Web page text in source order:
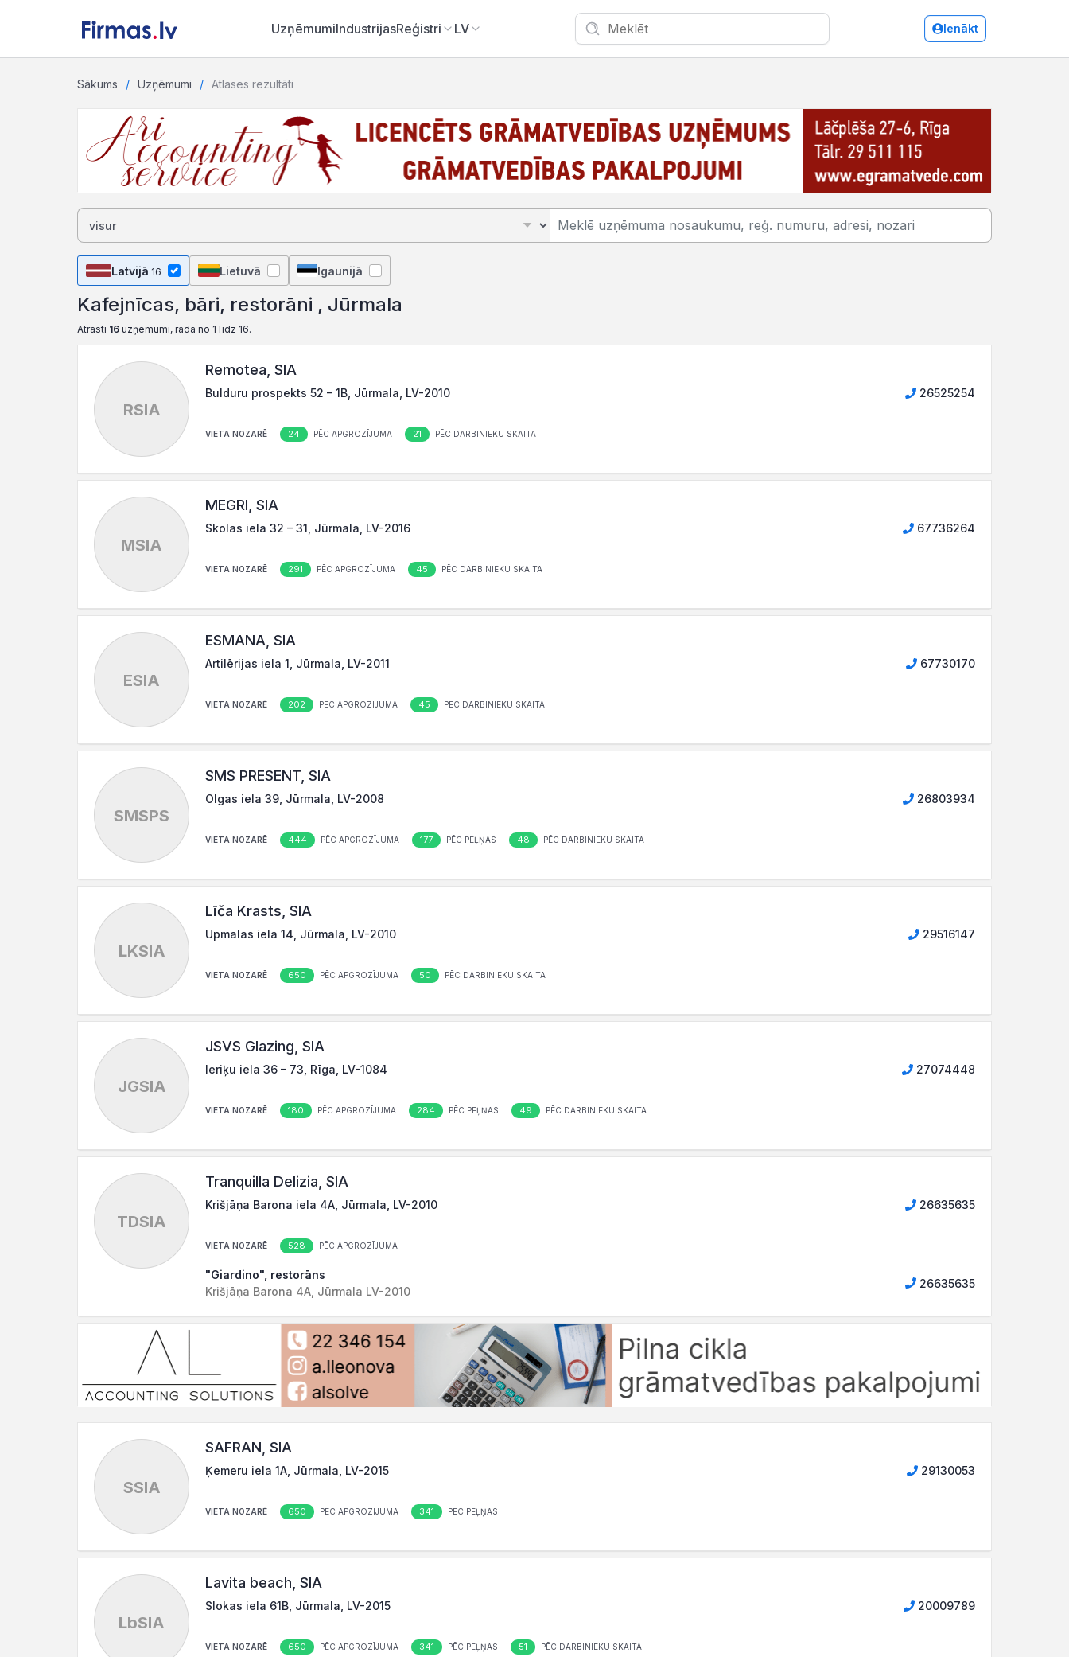
UzņēmumiIndustrijasReģistri LV Ienākt
Sākums Uzņēmumi Atlases rezultāti
Jūrmala/Kafejnīcas, bāri, restorāni
Latvijā 16 Lietuvā Igaunijā
Kafejnīcas, bāri, restorāni , Jūrmala
Atrasti 16 uzņēmumi, rāda no 1 līdz 16.
RSIA
Remotea, SIA
Bulduru prospekts 52 – 1B, Jūrmala, LV-2010 26525254
VIETA NOZARĒ 24 PĒC APGROZĪJUMA 21 PĒC DARBINIEKU SKAITA
MSIA
MEGRI, SIA
Skolas iela 32 – 31, Jūrmala, LV-2016 67736264
VIETA NOZARĒ 291 PĒC APGROZĪJUMA 45 PĒC DARBINIEKU SKAITA
ESIA
ESMANA, SIA
Artilērijas iela 1, Jūrmala, LV-2011 67730170
VIETA NOZARĒ 202 PĒC APGROZĪJUMA 45 PĒC DARBINIEKU SKAITA
SMSPS
SMS PRESENT, SIA
Olgas iela 39, Jūrmala, LV-2008 26803934
VIETA NOZARĒ 444 PĒC APGROZĪJUMA 177 PĒC PEĻŅAS 48 PĒC DARBINIEKU SKAITA
LKSIA
Līča Krasts, SIA
Upmalas iela 14, Jūrmala, LV-2010 29516147
VIETA NOZARĒ 650 PĒC APGROZĪJUMA 50 PĒC DARBINIEKU SKAITA
JGSIA
JSVS Glazing, SIA
Ieriķu iela 36 – 73, Rīga, LV-1084 27074448
VIETA NOZARĒ 180 PĒC APGROZĪJUMA 284 PĒC PEĻŅAS 49 PĒC DARBINIEKU SKAITA
TDSIA
Tranquilla Delizia, SIA
Krišjāņa Barona iela 4A, Jūrmala, LV-2010 26635635
VIETA NOZARĒ 528 PĒC APGROZĪJUMA
"Giardino", restorāns
Krišjāņa Barona 4A, Jūrmala LV-2010
26635635
SSIA
SAFRAN, SIA
Ķemeru iela 1A, Jūrmala, LV-2015 29130053
VIETA NOZARĒ 650 PĒC APGROZĪJUMA 341 PĒC PEĻŅAS
LbSIA
Lavita beach, SIA
Slokas iela 61B, Jūrmala, LV-2015 20009789
VIETA NOZARĒ 650 PĒC APGROZĪJUMA 341 PĒC PEĻŅAS 51 PĒC DARBINIEKU SKAITA